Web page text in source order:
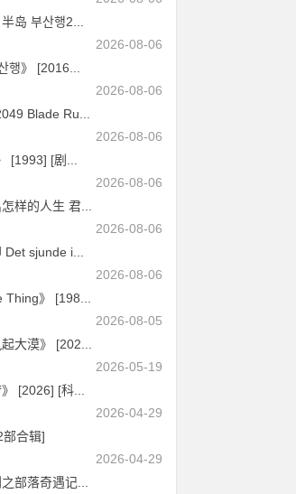
岛 부산행2...
2026-08-06
행》 [2016...
2026-08-06
Blade Ru...
2026-08-06
[1993] [剧...
2026-08-06
样的人生 君...
2026-08-06
Det sjunde i...
2026-08-06
Thing》 [198...
2026-08-05
大漠》 [202...
2026-05-19
[2026] [科...
2026-04-29
部合辑]
2026-04-29
部落奇遇记...